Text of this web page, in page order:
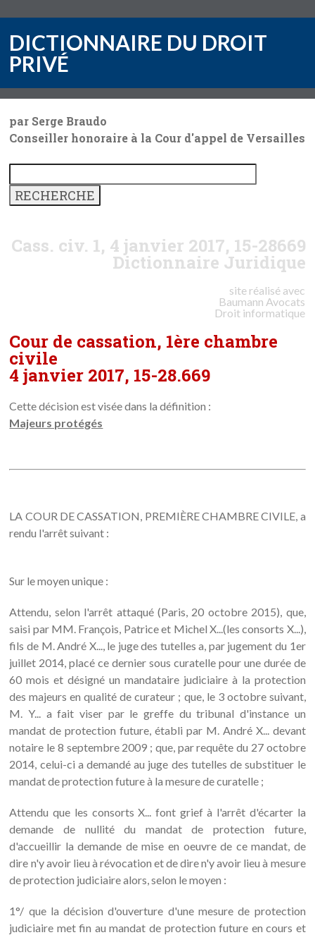
DICTIONNAIRE DU DROIT
PRIVÉ
par Serge Braudo
Conseiller honoraire à la Cour d'appel de Versailles
Cass. civ. 1, 4 janvier 2017, 15-28669
Dictionnaire Juridique
site réalisé avec
Baumann Avocats
Droit informatique
Cour de cassation, 1ère chambre
civile
4 janvier 2017, 15-28.669
Cette décision est visée dans la définition :
Majeurs protégés
LA COUR DE CASSATION, PREMIÈRE CHAMBRE CIVILE, a
rendu l'arrêt suivant :
Sur le moyen unique :
Attendu, selon l'arrêt attaqué (Paris, 20 octobre 2015), que,
saisi par MM. François, Patrice et Michel X...(les consorts X...),
fils de M. André X..., le juge des tutelles a, par jugement du 1er
juillet 2014, placé ce dernier sous curatelle pour une durée de
60 mois et désigné un mandataire judiciaire à la protection
des majeurs en qualité de curateur ; que, le 3 octobre suivant,
M. Y... a fait viser par le greffe du tribunal d'instance un
mandat de protection future, établi par M. André X... devant
notaire le 8 septembre 2009 ; que, par requête du 27 octobre
2014, celui-ci a demandé au juge des tutelles de substituer le
mandat de protection future à la mesure de curatelle ;
Attendu que les consorts X... font grief à l'arrêt d'écarter la
demande de nullité du mandat de protection future,
d'accueillir la demande de mise en oeuvre de ce mandat, de
dire n'y avoir lieu à révocation et de dire n'y avoir lieu à mesure
de protection judiciaire alors, selon le moyen :
1°/ que la décision d'ouverture d'une mesure de protection
judiciaire met fin au mandat de protection future en cours et